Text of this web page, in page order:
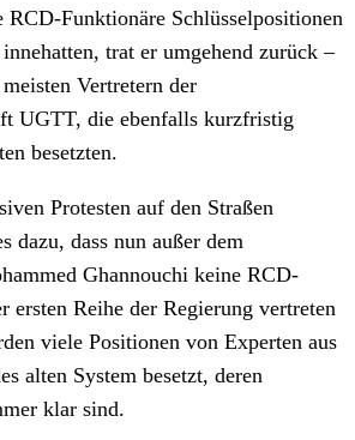
Funktionäre Schlüsselpositionen
trat er umgehend zurück –
Vertretern der
UGTT, die ebenfalls kurzfristig
besetzten.
Protesten auf den Straßen
dazu, dass nun außer dem
Ghannouchi keine RCD-
ersten Reihe der Regierung vertreten
viele Positionen von Experten aus
alten System besetzt, deren
klar sind.